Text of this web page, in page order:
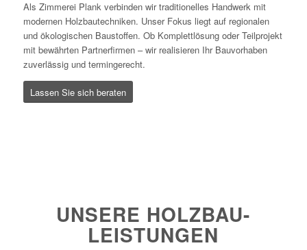
Als Zimmerei Plank verbinden wir traditionelles Handwerk mit
modernen Holzbautechniken. Unser Fokus liegt auf regionalen
und ökologischen Baustoffen. Ob Komplettlösung oder Teilprojekt
mit bewährten Partnerfirmen – wir realisieren Ihr Bauvorhaben
zuverlässig und termingerecht.
Lassen Sie sich beraten
UNSERE HOLZBAU-
LEISTUNGEN